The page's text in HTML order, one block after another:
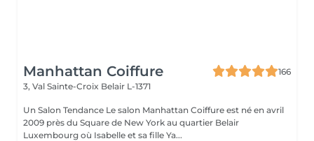
Manhattan Coiffure
166
3, Val Sainte-Croix Belair L-1371
Un Salon Tendance Le salon Manhattan Coiffure est né en avril
2009 près du Square de New York au quartier Belair
Luxembourg où Isabelle et sa fille Ya...